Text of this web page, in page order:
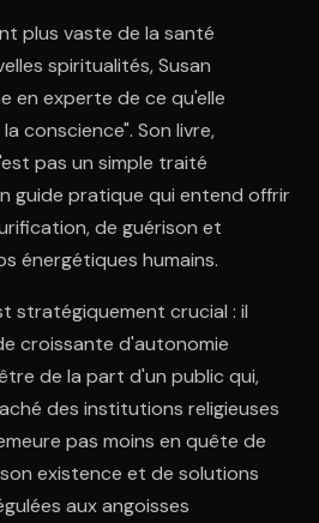
plus vaste de la santé
spiritualités, Susan
en experte de ce qu'elle
conscience". Son livre,
pas un simple traité
guide pratique qui entend offrir
de guérison et
énergétiques humains.
stratégiquement crucial : il
croissante d'autonomie
de la part d'un public qui,
des institutions religieuses
pas moins en quête de
existence et de solutions
aux angoisses